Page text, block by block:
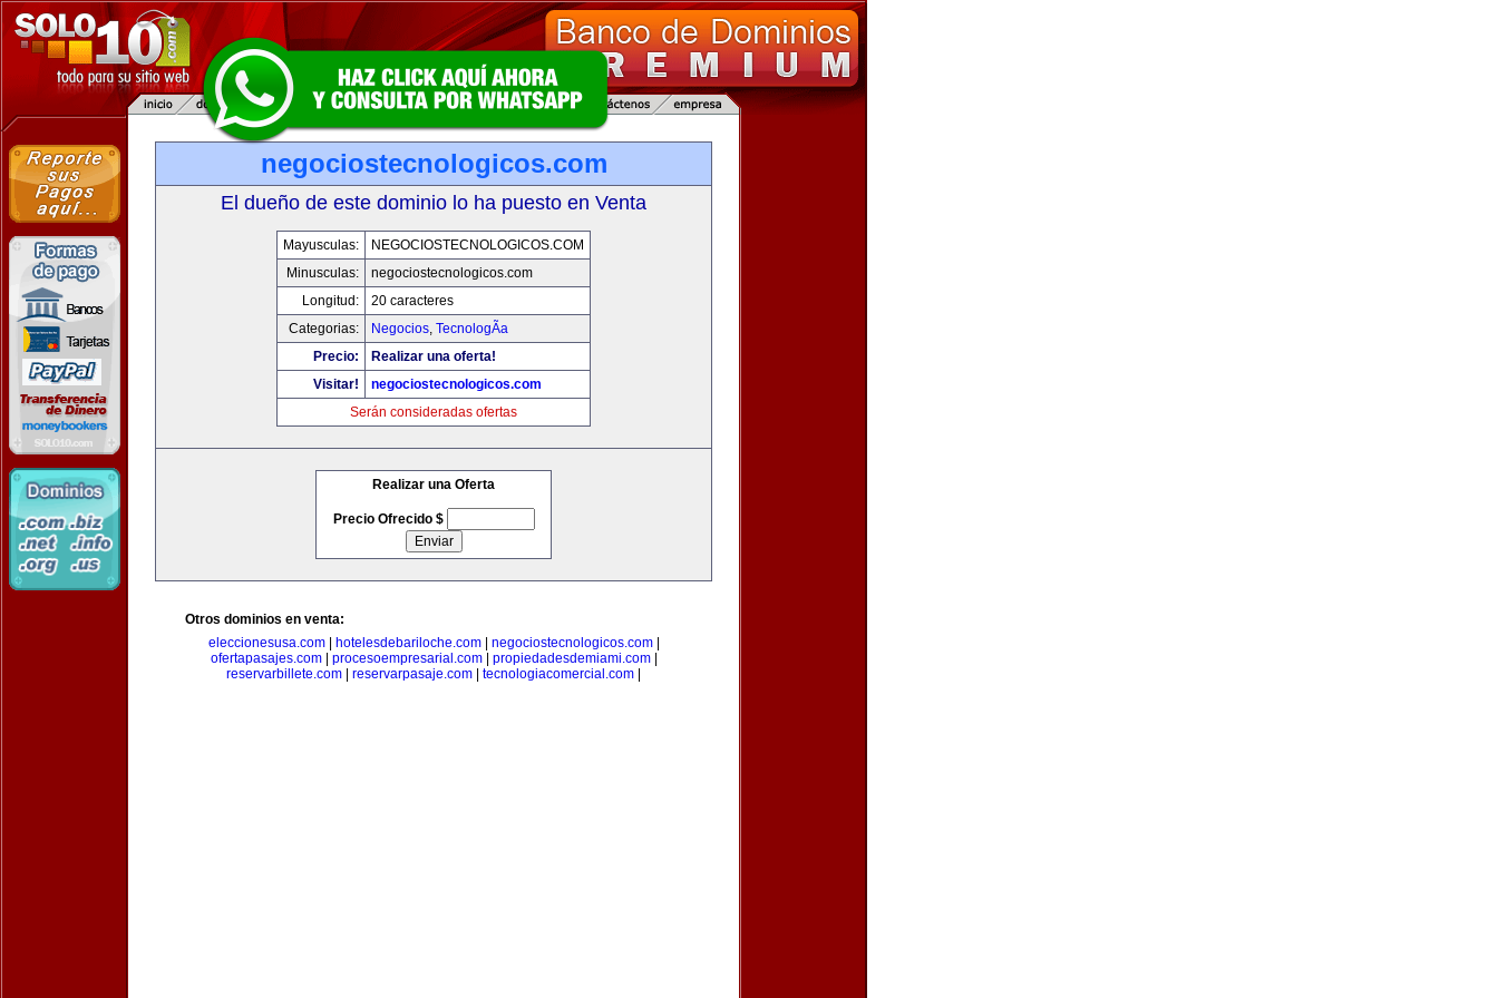
negociostecnologicos.com
El dueño de este dominio lo ha puesto en Venta
Mayusculas:
NEGOCIOSTECNOLOGICOS.COM
Minusculas:
negociostecnologicos.com
Longitud:
20 caracteres
Categorias:
Negocios, TecnologÃ­a
Precio:
Realizar una oferta!
Visitar!
negociostecnologicos.com
Serán consideradas ofertas
Realizar una Oferta
Precio Ofrecido $
Otros dominios en venta:
eleccionesusa.com| hotelesdebariloche.com| negociostecnologicos.com|
ofertapasajes.com| procesoempresarial.com| propiedadesdemiami.com|
reservarbillete.com
reservarpasaje.com tecnologiacomercial.com